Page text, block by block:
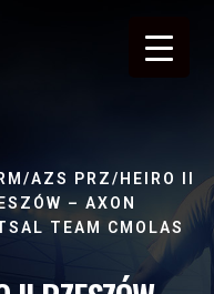
AZS PRZ/HEIRO II
– AXON
TEAM CMOLAS